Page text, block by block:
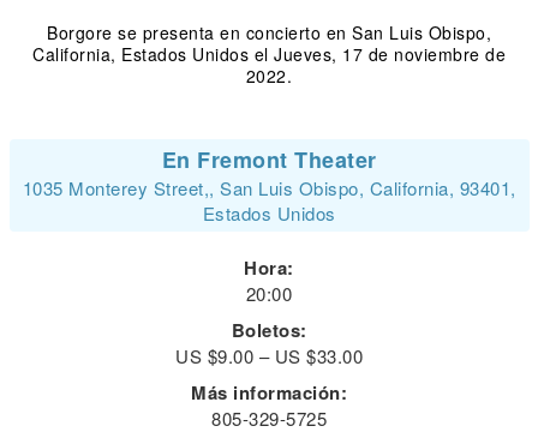
Borgore se presenta en concierto en San Luis Obispo,
California, Estados Unidos el Jueves, 17 de noviembre de
2022.
En Fremont Theater
1035 Monterey Street,, San Luis Obispo, California, 93401,
Estados Unidos
Hora:
20:00
Boletos:
US $9.00 – US $33.00
Más información:
805-329-5725